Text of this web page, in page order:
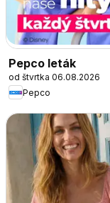
Pepco leták
od štvrtka 06.08.2026
Pepco